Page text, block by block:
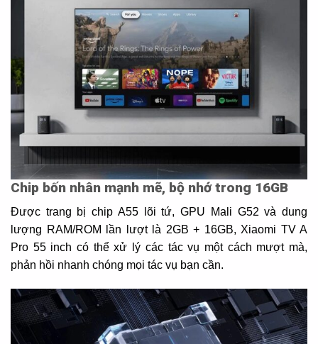
Chip bốn nhân mạnh mẽ, bộ nhớ trong 16GB
Được trang bị chip A55 lõi tứ, GPU Mali G52 và dung
lượng RAM/ROM lần lượt là 2GB + 16GB, Xiaomi TV A
Pro 55 inch có thể xử lý các tác vụ một cách mượt mà,
phản hồi nhanh chóng mọi tác vụ bạn cần.